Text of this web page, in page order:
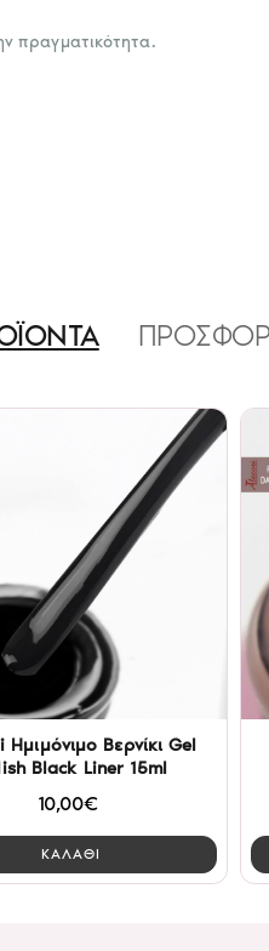
πραγματικότητα.
Ημιμόνιμο Βερνίκι Gel
Black Liner 15ml
10,00€
ΚΑΛΑΘΙ